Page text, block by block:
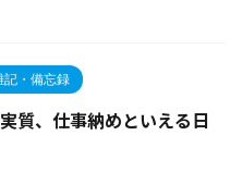
記・備忘録
質、仕事納めといえる日